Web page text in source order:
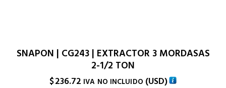
SNAPON | CG243 | EXTRACTOR 3 MORDASAS
2-1/2 TON
$236.72 IVA NO INCLUIDO (USD)